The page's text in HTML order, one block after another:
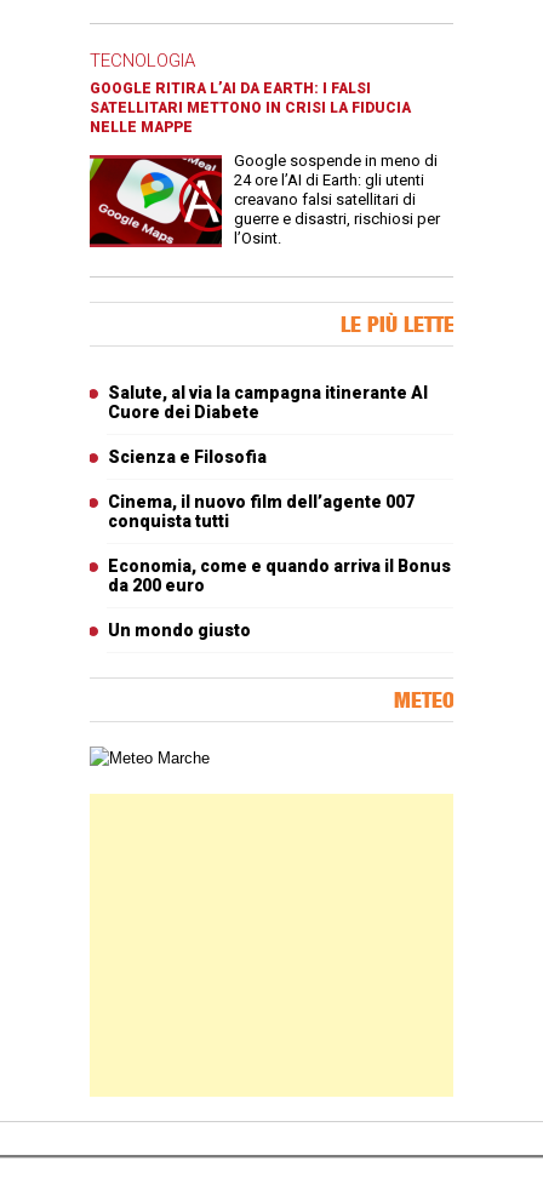
TECNOLOGIA
GOOGLE RITIRA L’AI DA EARTH: I FALSI
SATELLITARI METTONO IN CRISI LA FIDUCIA
NELLE MAPPE
Google sospende in meno di
24 ore l’AI di Earth: gli utenti
creavano falsi satellitari di
guerre e disastri, rischiosi per
l’Osint.
LE PIÙ LETTE
Salute, al via la campagna itinerante Al
Cuore dei Diabete
Scienza e Filosofia
Cinema, il nuovo film dell’agente 007
conquista tutti
Economia, come e quando arriva il Bonus
da 200 euro
Un mondo giusto
METEO
Carta meteorologica delle Marche